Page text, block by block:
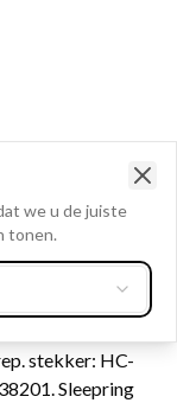
stekker: HC-
Sleepring
we u de juiste
tonen.